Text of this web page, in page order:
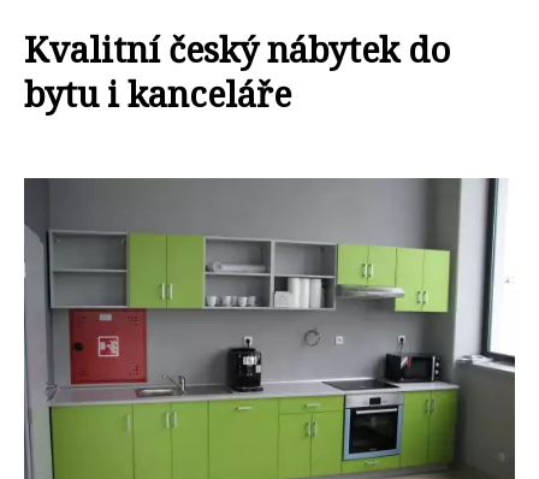
Kvalitní český nábytek do
bytu i kanceláře